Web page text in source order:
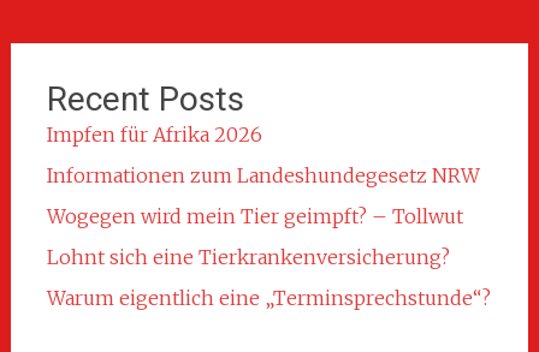
Recent Posts
Impfen für Afrika 2026
Informationen zum Landeshundegesetz NRW
Wogegen wird mein Tier geimpft? – Tollwut
Lohnt sich eine Tierkrankenversicherung?
Warum eigentlich eine „Terminsprechstunde“?